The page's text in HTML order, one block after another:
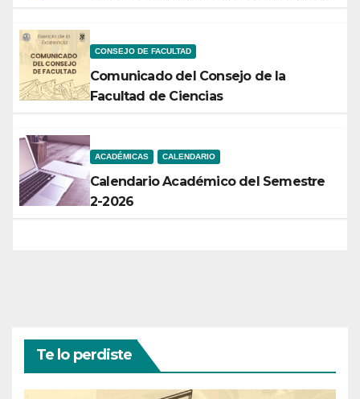
CONSEJO DE FACULTAD
Comunicado del Consejo de la
Facultad de Ciencias
ACADÉMICAS CALENDARIO
Calendario Académico del Semestre
2-2026
Te lo perdiste